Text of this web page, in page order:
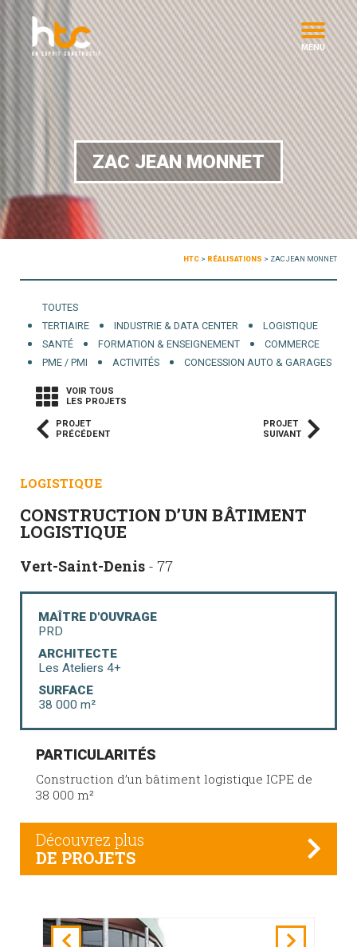
MENU
ZAC JEAN MONNET
HTC > RÉALISATIONS > ZAC JEAN MONNET
TOUTES
TERTIAIRE
INDUSTRIE & DATA CENTER
LOGISTIQUE
SANTÉ
FORMATION & ENSEIGNEMENT
COMMERCE
PME / PMI
ACTIVITÉS CONCESSION AUTO & GARAGES
VOIR TOUS
LES PROJETS
PROJET
PRÉCÉDENT
PROJET
SUIVANT
LOGISTIQUE
CONSTRUCTION D’UN BÂTIMENT
LOGISTIQUE
Vert-Saint-Denis - 77
MAÎTRE D'OUVRAGE
PRD
ARCHITECTE
Les Ateliers 4+
SURFACE
38 000 m²
PARTICULARITÉS
Construction d’un bâtiment logistique ICPE de
38 000 m²
Découvrez plus
DE PROJETS